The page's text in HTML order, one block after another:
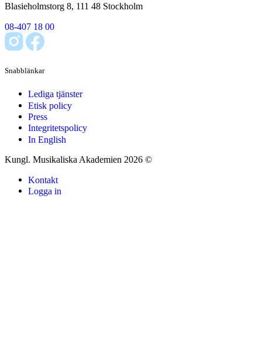
Blasieholmstorg 8, 111 48 Stockholm
08-407 18 00
Snabblänkar
Lediga tjänster
Etisk policy
Press
Integritetspolicy
In English
Kungl. Musikaliska Akademien 2026 ©
Kontakt
Logga in